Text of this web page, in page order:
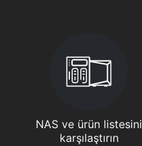
NAS ve ürün listesini
karşılaştırın